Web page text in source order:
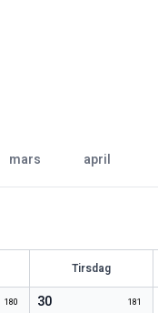
mars april
Tirsdag
180 30 181